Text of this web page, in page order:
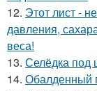
12. Этот лист -
давления,
веса!
13. Селёдка под
14. Обалденный